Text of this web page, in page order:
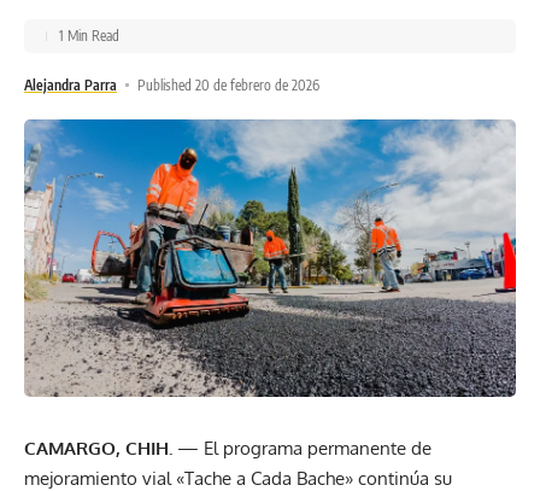
Alejandra Parra Published 20 de febrero de 2026
1 Min Read
CAMARGO, CHIH. — El programa permanente de
mejoramiento vial «Tache a Cada Bache» continúa su